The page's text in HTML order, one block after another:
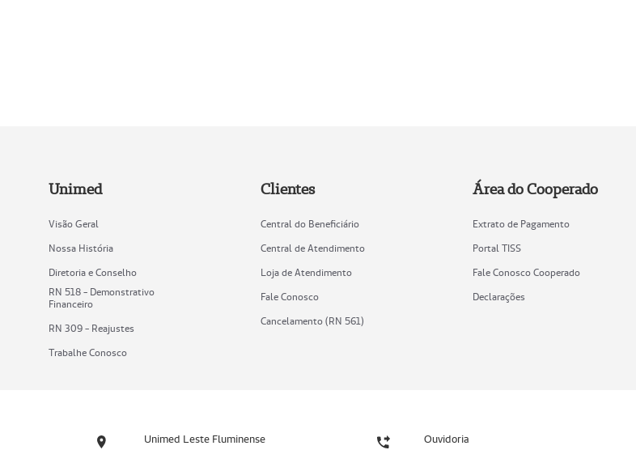
Unimed
Visão Geral
Nossa História
Diretoria e Conselho
RN 518 - Demonstrativo
Financeiro
RN 309 - Reajustes
Trabalhe Conosco
Clientes
Central do Beneficiário
Central de Atendimento
Loja de Atendimento
Fale Conosco
Cancelamento (RN 561)
Área do Cooperado
Extrato de Pagamento
Portal TISS
Fale Conosco Cooperado
Declarações
Unimed Leste Fluminense Ouvidoria